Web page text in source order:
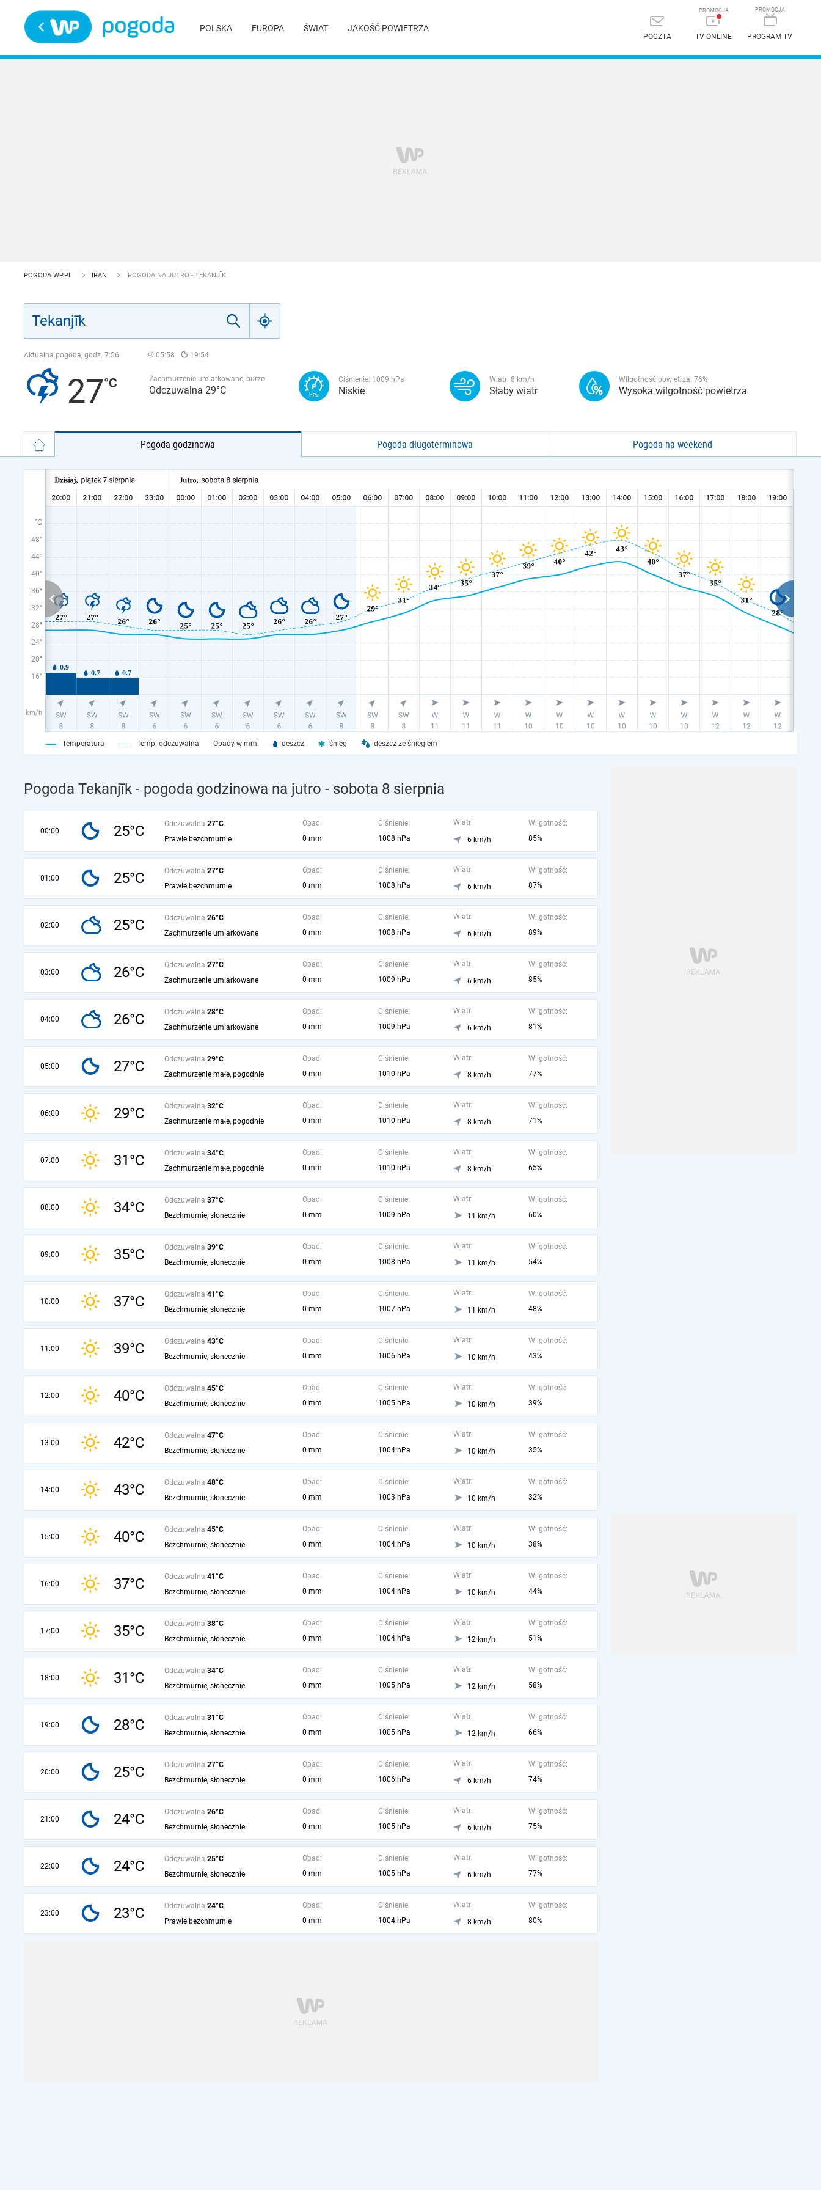
POLSKA EUROPA ŚWIAT JAKOŚĆ POWIETRZA
POCZTA TV ONLINE PROGRAM TV
POGODA WP.PL IRAN POGODA NA JUTRO - TEKANJĪK
Aktualna pogoda, godz. 7:56 05:58 19:54
27 Zachmurzenie umiarkowane, burze
Odczuwalna 29°C
Ciśnienie: 1009 hPa
Niskie
Wiatr: 8 km/h
Słaby wiatr
Wilgotność powietrza: 76%
Wysoka wilgotność powietrza
Pogoda godzinowa Pogoda długoterminowa Pogoda na weekend
°C
48°
44°
40°
36°
32°
28°
24°
20°
16°
km/h
Temperatura Temp. odczuwalna Opady w mm: deszcz śnieg deszcz ze śniegiem
Pogoda Tekanjīk - pogoda godzinowa na jutro - sobota 8 sierpnia
00:00 25°C Odczuwalna 27°C
Prawie bezchmurnie
Opad:
0 mm
Ciśnienie:
1008 hPa
Wiatr:
6 km/h
Wilgotność:
85%
01:00 25°C Odczuwalna 27°C
Prawie bezchmurnie
Opad:
0 mm
Ciśnienie:
1008 hPa
Wiatr:
6 km/h
Wilgotność:
87%
02:00 25°C Odczuwalna 26°C
Zachmurzenie umiarkowane
Opad:
0 mm
Ciśnienie:
1008 hPa
Wiatr:
6 km/h
Wilgotność:
89%
03:00 26°C Odczuwalna 27°C
Zachmurzenie umiarkowane
Opad:
0 mm
Ciśnienie:
1009 hPa
Wiatr:
6 km/h
Wilgotność:
85%
04:00 26°C Odczuwalna 28°C
Zachmurzenie umiarkowane
Opad:
0 mm
Ciśnienie:
1009 hPa
Wiatr:
6 km/h
Wilgotność:
81%
05:00 27°C Odczuwalna 29°C
Zachmurzenie małe, pogodnie
Opad:
0 mm
Ciśnienie:
1010 hPa
Wiatr:
8 km/h
Wilgotność:
77%
06:00 29°C Odczuwalna 32°C
Zachmurzenie małe, pogodnie
Opad:
0 mm
Ciśnienie:
1010 hPa
Wiatr:
8 km/h
Wilgotność:
71%
07:00 31°C Odczuwalna 34°C
Zachmurzenie małe, pogodnie
Opad:
0 mm
Ciśnienie:
1010 hPa
Wiatr:
8 km/h
Wilgotność:
65%
08:00 34°C Odczuwalna 37°C
Bezchmurnie, słonecznie
Opad:
0 mm
Ciśnienie:
1009 hPa
Wiatr:
11 km/h
Wilgotność:
60%
09:00 35°C Odczuwalna 39°C
Bezchmurnie, słonecznie
Opad:
0 mm
Ciśnienie:
1008 hPa
Wiatr:
11 km/h
Wilgotność:
54%
10:00 37°C Odczuwalna 41°C
Bezchmurnie, słonecznie
Opad:
0 mm
Ciśnienie:
1007 hPa
Wiatr:
11 km/h
Wilgotność:
48%
11:00 39°C Odczuwalna 43°C
Bezchmurnie, słonecznie
Opad:
0 mm
Ciśnienie:
1006 hPa
Wiatr:
10 km/h
Wilgotność:
43%
12:00 40°C Odczuwalna 45°C
Bezchmurnie, słonecznie
Opad:
0 mm
Ciśnienie:
1005 hPa
Wiatr:
10 km/h
Wilgotność:
39%
13:00 42°C Odczuwalna 47°C
Bezchmurnie, słonecznie
Opad:
0 mm
Ciśnienie:
1004 hPa
Wiatr:
10 km/h
Wilgotność:
35%
14:00 43°C Odczuwalna 48°C
Bezchmurnie, słonecznie
Opad:
0 mm
Ciśnienie:
1003 hPa
Wiatr:
10 km/h
Wilgotność:
32%
15:00 40°C Odczuwalna 45°C
Bezchmurnie, słonecznie
Opad:
0 mm
Ciśnienie:
1004 hPa
Wiatr:
10 km/h
Wilgotność:
38%
16:00 37°C Odczuwalna 41°C
Bezchmurnie, słonecznie
Opad:
0 mm
Ciśnienie:
1004 hPa
Wiatr:
10 km/h
Wilgotność:
44%
17:00 35°C Odczuwalna 38°C
Bezchmurnie, słonecznie
Opad:
0 mm
Ciśnienie:
1004 hPa
Wiatr:
12 km/h
Wilgotność:
51%
18:00 31°C Odczuwalna 34°C
Bezchmurnie, słonecznie
Opad:
0 mm
Ciśnienie:
1005 hPa
Wiatr:
12 km/h
Wilgotność:
58%
19:00 28°C Odczuwalna 31°C
Bezchmurnie, słonecznie
Opad:
0 mm
Ciśnienie:
1005 hPa
Wiatr:
12 km/h
Wilgotność:
66%
20:00 25°C Odczuwalna 27°C
Bezchmurnie, słonecznie
Opad:
0 mm
Ciśnienie:
1006 hPa
Wiatr:
6 km/h
Wilgotność:
74%
21:00 24°C Odczuwalna 26°C
Bezchmurnie, słonecznie
Opad:
0 mm
Ciśnienie:
1005 hPa
Wiatr:
6 km/h
Wilgotność:
75%
22:00 24°C Odczuwalna 25°C
Bezchmurnie, słonecznie
Opad:
0 mm
Ciśnienie:
1005 hPa
Wiatr:
6 km/h
Wilgotność:
77%
23:00 23°C Odczuwalna 24°C
Prawie bezchmurnie
Opad:
0 mm
Ciśnienie:
1004 hPa
Wiatr:
8 km/h
Wilgotność:
80%